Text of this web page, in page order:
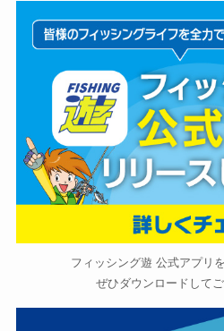
フィッシング遊 公式アプリ
ぜひダウンロードして